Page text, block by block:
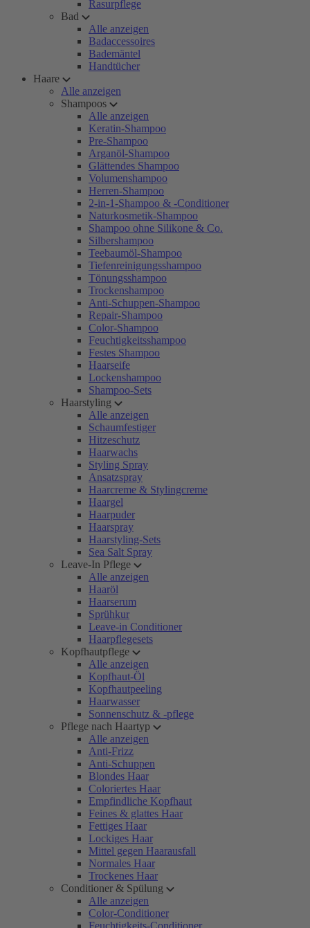
Rasurpflege
Bad
Alle anzeigen
Badaccessoires
Bademäntel
Handtücher
Haare
Alle anzeigen
Shampoos
Alle anzeigen
Keratin-Shampoo
Pre-Shampoo
Arganöl-Shampoo
Glättendes Shampoo
Volumenshampoo
Herren-Shampoo
2-in-1-Shampoo & -Conditioner
Naturkosmetik-Shampoo
Shampoo ohne Silikone & Co.
Silbershampoo
Teebaumöl-Shampoo
Tiefenreinigungsshampoo
Tönungsshampoo
Trockenshampoo
Anti-Schuppen-Shampoo
Repair-Shampoo
Color-Shampoo
Feuchtigkeitsshampoo
Festes Shampoo
Haarseife
Lockenshampoo
Shampoo-Sets
Haarstyling
Alle anzeigen
Schaumfestiger
Hitzeschutz
Haarwachs
Styling Spray
Ansatzspray
Haarcreme & Stylingcreme
Haargel
Haarpuder
Haarspray
Haarstyling-Sets
Sea Salt Spray
Leave-In Pflege
Alle anzeigen
Haaröl
Haarserum
Sprühkur
Leave-in Conditioner
Haarpflegesets
Kopfhautpflege
Alle anzeigen
Kopfhaut-Öl
Kopfhautpeeling
Haarwasser
Sonnenschutz & -pflege
Pflege nach Haartyp
Alle anzeigen
Anti-Frizz
Anti-Schuppen
Blondes Haar
Coloriertes Haar
Empfindliche Kopfhaut
Feines & glattes Haar
Fettiges Haar
Lockiges Haar
Mittel gegen Haarausfall
Normales Haar
Trockenes Haar
Conditioner & Spülung
Alle anzeigen
Color-Conditioner
Feuchtigkeits-Conditioner